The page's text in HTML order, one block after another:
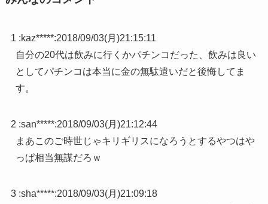
1 :kaz*****:2018/09/03(月)21:15:11
自分の20代は飲みに行くかパチンコだった、飲みは良い
としてパチンコは本当に金の無駄遣いだと後悔してま
す。
2 :san*****:2018/09/03(月)21:12:44
まあこのご時世じゃキリギリスになろうとするやつはや
っぱ相当無謀だろｗ
3 :sha*****:2018/09/03(月)21:09:18